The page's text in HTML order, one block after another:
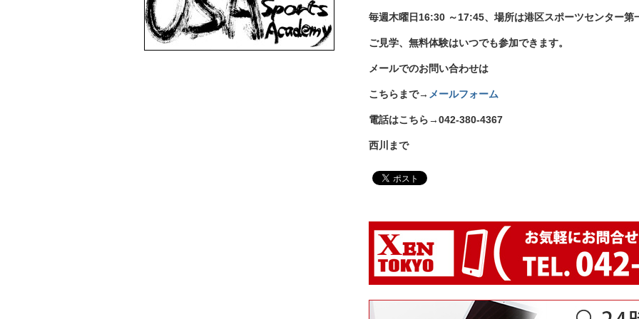
毎週木曜日 16:30 ～17:45、場所は港区スポーツセンター第
ご見学、無料体験はいつでも参加できます。
メールでのお問い合わせは
こちらまで→ メールフォーム
電話はこちら→042-380-4367
西川まで